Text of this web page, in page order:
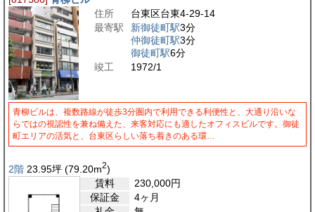
住所
台東区台東4-29-14
最寄駅
新御徒町駅3分
仲御徒町駅3分
御徒町駅6分
竣工
1972/1
青柳ビルは、複数路線が徒歩3分圏内で利用できる利便性と、大通り沿いな
らではの視認性を兼ね備えた、来客対応にも適したオフィスビルです。御徒
町エリアの活気と、台東区らしい落ち着きのある環…
2階 23.95坪 (79.20m2)
賃料
230,000円
保証金
4ヶ月